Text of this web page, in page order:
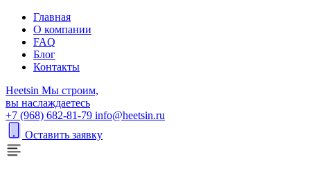
Главная
О компании
FAQ
Блог
Контакты
Heetsin Мы строим,
вы наслаждаетесь
+7 (968) 682-81-79 info@heetsin.ru
Оставить заявку